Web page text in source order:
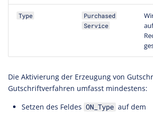
Type
Purchased
Service
Die Aktivierung der Erzeugung von
Gutschriftverfahren umfasst mindestens:
Setzen des Feldes ON_Type auf dem